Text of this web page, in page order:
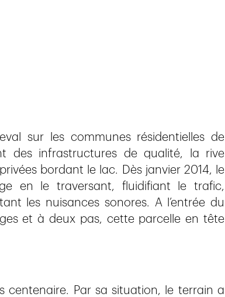
sur les communes résidentielles de
des infrastructures de qualité, la rive
bordant le lac. Dès janvier 2014, le
en le traversant, fluidifiant le trafic,
les nuisances sonores. A l’entrée du
et à deux pas, cette parcelle en tête
Par sa situation, le terrain a